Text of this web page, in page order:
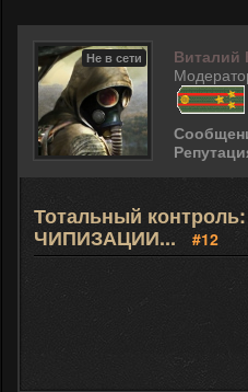
Не в сети
Тотальный
ЧИПИЗАЦИИ... #12